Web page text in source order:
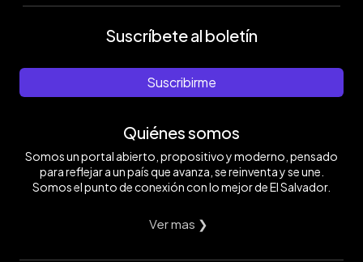
Suscríbete al boletín
Suscribirme
Quiénes somos
Somos un portal abierto, propositivo y moderno, pensado
para reflejar a un país que avanza, se reinventa y se une.
Somos el punto de conexión con lo mejor de El Salvador.
Ver mas ❯